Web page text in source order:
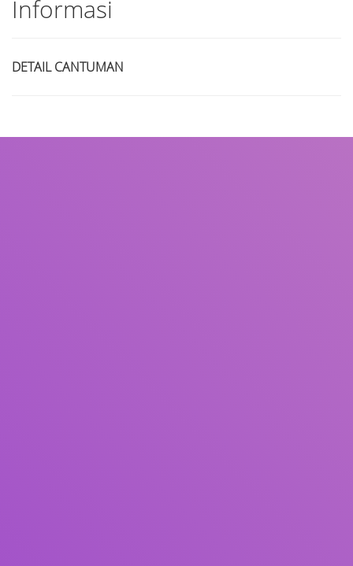
Informasi
DETAIL CANTUMAN